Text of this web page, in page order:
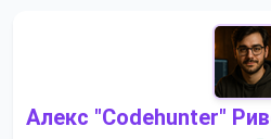
Алекс "Codehunter"